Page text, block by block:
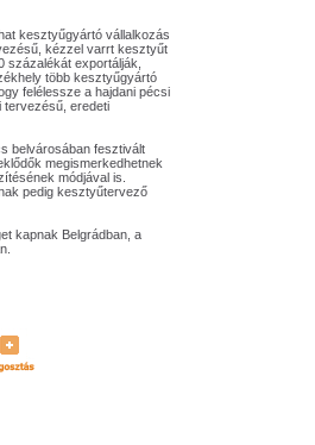
kesztyűgyártó vállalkozás
kézzel varrt kesztyűt
százalékát exportálják,
több kesztyűgyártó
felélessze a hajdani pécsi
tervezésű, eredeti
belvárosában fesztivált
megismerkedhetnek
módjával is.
pedig kesztyűtervező
kapnak Belgrádban, a